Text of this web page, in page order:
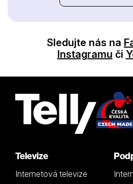
Sledujte nás na
Instagramu či
Televize
Internetová televize